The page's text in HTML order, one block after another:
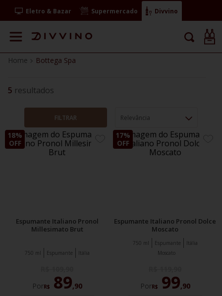
Eletro & Bazar Supermercado Divvino
Bottega Spa
5
FILTRAR Relevância
18%
OFF
ADICIONE
Espumante Italiano Pronol
Millesimato Brut
Espumante Itália
750 ml
PorR$ 89,90
17%
OFF
Espumante Italiano Pronol Dolce
Moscato
Espumante Itália
750 ml
Moscato
PorR$ 99,90